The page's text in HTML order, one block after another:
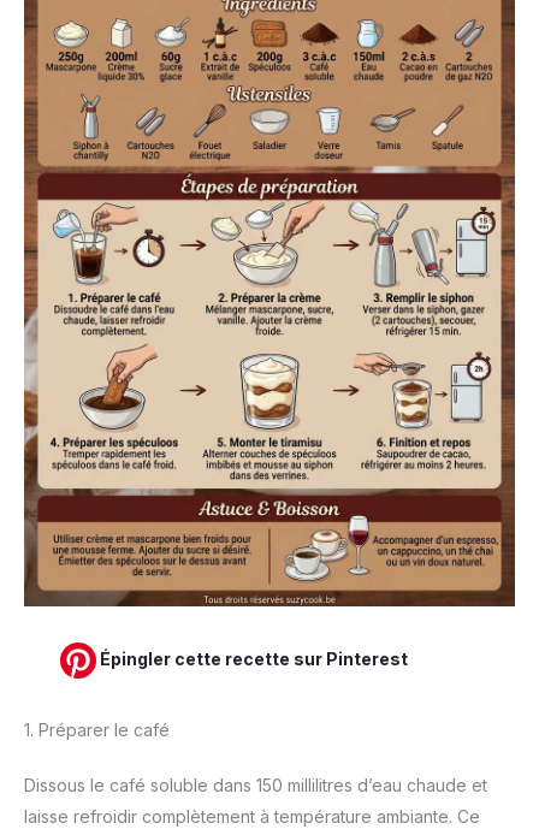
Épingler cette recette sur Pinterest
1. Préparer le café
Dissous le café soluble dans 150 millilitres d’eau chaude et
laisse refroidir complètement à température ambiante. Ce